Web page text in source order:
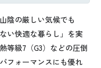
陰の厳しい気候でも
い快適な暮らし」を実
等級7（G3）などの圧倒
フォーマンスにも優れ